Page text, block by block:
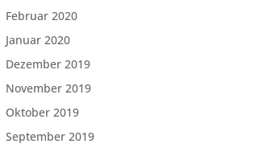
Februar 2020
Januar 2020
Dezember 2019
November 2019
Oktober 2019
September 2019